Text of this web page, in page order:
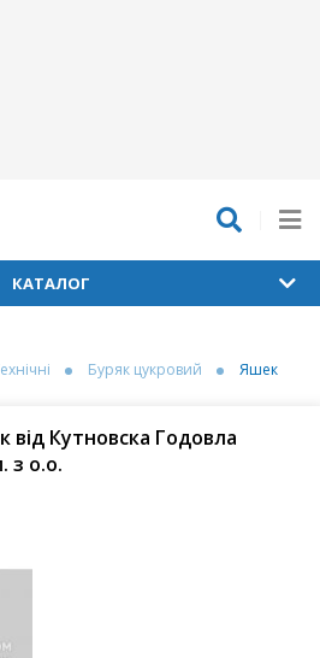
КАТАЛОГ
Буряк цукровий Яшек
від Кутновска Годовла
з о.о.